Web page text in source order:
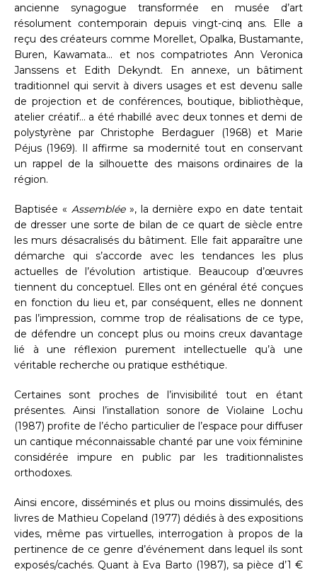
ancienne synagogue transformée en musée d’art
résolument contemporain depuis vingt-cinq ans. Elle a
reçu des créateurs comme Morellet, Opalka, Bustamante,
Buren, Kawamata… et nos compatriotes Ann Veronica
Janssens et Edith Dekyndt. En annexe, un bâtiment
traditionnel qui servit à divers usages et est devenu salle
de projection et de conférences, boutique, bibliothèque,
atelier créatif… a été rhabillé avec deux tonnes et demi de
polystyrène par Christophe Berdaguer (1968) et Marie
Péjus (1969). Il affirme sa modernité tout en conservant
un rappel de la silhouette des maisons ordinaires de la
région.
Baptisée « Assemblée», la dernière expo en date tentait
de dresser une sorte de bilan de ce quart de siècle entre
les murs désacralisés du bâtiment. Elle fait apparaître une
démarche qui s’accorde avec les tendances les plus
actuelles de l’évolution artistique. Beaucoup d’œuvres
tiennent du conceptuel. Elles ont en général été conçues
en fonction du lieu et, par conséquent, elles ne donnent
pas l’impression, comme trop de réalisations de ce type,
de défendre un concept plus ou moins creux davantage
lié à une réflexion purement intellectuelle qu’à une
véritable recherche ou pratique esthétique.
Certaines sont proches de l’invisibilité tout en étant
présentes. Ainsi l’installation sonore de Violaine Lochu
(1987) profite de l’écho particulier de l’espace pour diffuser
un cantique méconnaissable chanté par une voix féminine
considérée impure en public par les traditionnalistes
orthodoxes.
Ainsi encore, disséminés et plus ou moins dissimulés, des
livres de Mathieu Copeland (1977) dédiés à des expositions
vides, même pas virtuelles, interrogation à propos de la
pertinence de ce genre d’événement dans lequel ils sont
exposés/cachés. Quant à Eva Barto (1987), sa pièce d’1 €